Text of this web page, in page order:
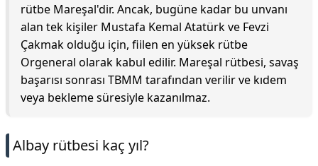
rütbe Mareşal'dir. Ancak, bugüne kadar bu unvanı
alan tek kişiler Mustafa Kemal Atatürk ve Fevzi
Çakmak olduğu için, fiilen en yüksek rütbe
Orgeneral olarak kabul edilir. Mareşal rütbesi, savaş
başarısı sonrası TBMM tarafından verilir ve kıdem
veya bekleme süresiyle kazanılmaz.
Albay rütbesi kaç yıl?